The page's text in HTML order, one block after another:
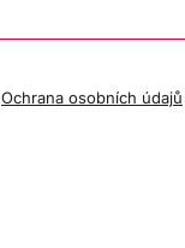
Ochrana osobních údajů